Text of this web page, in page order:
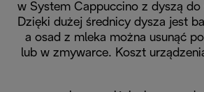
w System Cappuccino z dyszą do
Dzięki dużej średnicy dysza jest
a osad z mleka można usunąć
lub w zmywarce. Koszt